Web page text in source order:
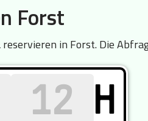
Forst
in Forst. Die
H